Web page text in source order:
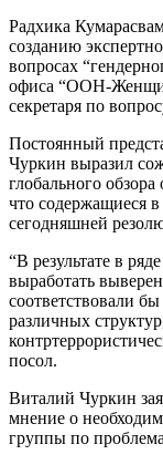
Радхика
созданию
вопросах
офиса “ООН-
секретаря по
Постоянный
Чуркин выразил
глобального
что содержащиеся
сегодняшней
“В результате в
выработать
соответствовали
различных
посол.
Виталий Чуркин
мнение о
группы по